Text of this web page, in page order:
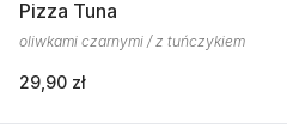
Pizza Tuna
oliwkami czarnymi / z tuńczykiem
29,90 zł